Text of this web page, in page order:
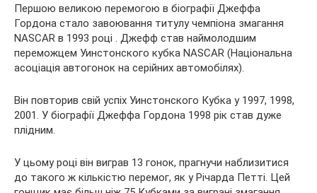
Першою великою перемогою в біографії Джеффа
Гордона стало завоювання титулу чемпіона змагання
NASCAR в 1993 році . Джефф став наймолодшим
переможцем Уинстонского кубка NASCAR (Національна
асоціація автогонок на серійних автомобілях).
Він повторив свій успіх Уинстонского Кубка у 1997, 1998,
2001. У біографії Джеффа Гордона 1998 рік став дуже
плідним.
У цьому році він виграв 13 гонок, прагнучи наблизитися
до такого ж кількістю перемог, як у Річарда Петті. Цей